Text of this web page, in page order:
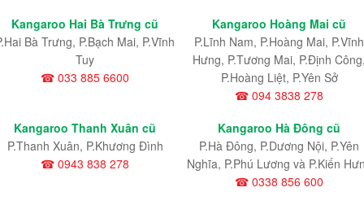
Kangaroo Hai Bà Trưng cũ
Bà Trưng, P.Bạch Mai, P.Vĩnh
Tuy
☎ 033 885 6600
Kangaroo Hoàng Mai cũ
P.Lĩnh Nam, P.Hoàng Mai, P.Vĩnh
Hưng, P.Tương Mai, P.Định
P.Hoàng Liệt, P.Yên Sở
☎ 094 3838 278
Kangaroo Thanh Xuân cũ
P.Thanh Xuân, P.Khương Đình
☎ 0943 838 278
Kangaroo Hà Đông cũ
P.Hà Đông, P.Dương Nội, P.Yên
Nghĩa, P.Phú Lương và P.Kiến
☎ 0338 856 600